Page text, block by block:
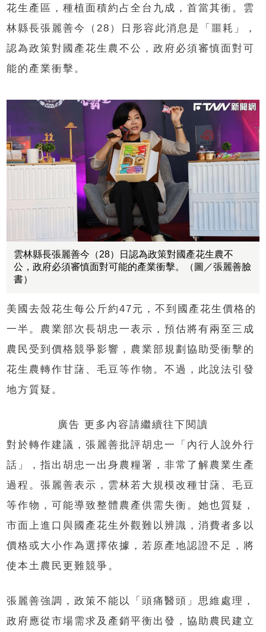
花生產區，種植面積約占全台九成，首當其衝。雲
林縣長張麗善今（28）日形容此消息是「噩耗」，
認為政策對國產花生農不公，政府必須審慎面對可
能的產業衝擊。
雲林縣長張麗善今（28）日認為政策對國產花生農不
公，政府必須審慎面對可能的產業衝擊。（圖／張麗善臉
書）
美國去殼花生每公斤約47元，不到國產花生價格的
一半。農業部次長胡忠一表示，預估將有兩至三成
農民受到價格競爭影響，農業部規劃協助受衝擊的
花生農轉作甘藷、毛豆等作物。不過，此說法引發
地方質疑。
廣告 更多內容請繼續往下閱讀
對於轉作建議，張麗善批評胡忠一「內行人說外行
話」，指出胡忠一出身農糧署，非常了解農業生產
過程。張麗善表示，雲林若大規模改種甘藷、毛豆
等作物，可能導致整體農產供需失衡。她也質疑，
市面上進口與國產花生外觀難以辨識，消費者多以
價格或大小作為選擇依據，若原產地認證不足，將
使本土農民更難競爭。
張麗善強調，政策不能以「頭痛醫頭」思維處理，
政府應從市場需求及產銷平衡出發，協助農民建立